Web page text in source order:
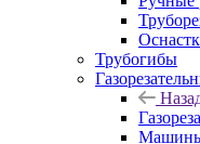
Трубогибы
Машины